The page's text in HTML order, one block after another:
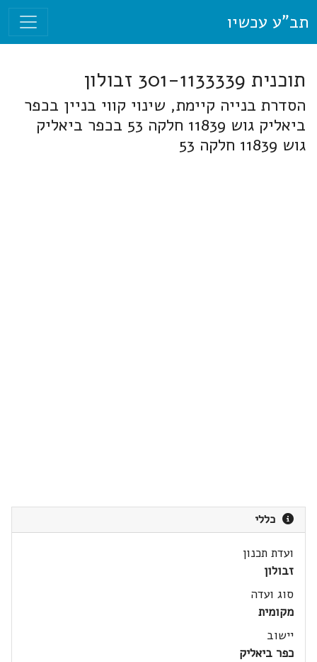
תב"ע עכשיו
תוכנית 301-1133339 זבולון
הסדרת בנייה קיימת, שינוי קווי בניין בכפר
ביאליק גוש 11839 חלקה 53 בכפר ביאליק
גוש 11839 חלקה 53
כללי
ועדת תכנון
זבולון
סוג ועדה
מקומית
יישוב
כפר ביאליק